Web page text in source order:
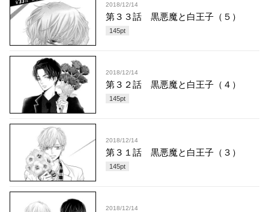
2018/12/14
第３３話 黒悪魔と白王子（５）
145pt
2018/12/14
第３２話 黒悪魔と白王子（４）
145pt
2018/12/14
第３１話 黒悪魔と白王子（３）
145pt
2018/12/14